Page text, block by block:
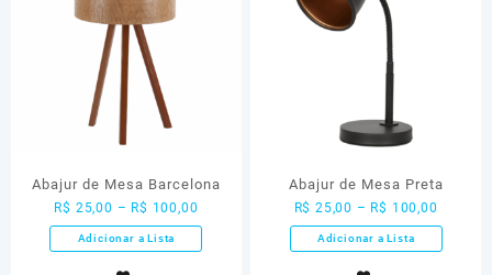
Abajur de Mesa Barcelona
R$ 25,00 – R$ 100,00
Adicionar a Lista
Abajur de Mesa Preta
R$ 25,00 – R$ 100,00
Adicionar a Lista